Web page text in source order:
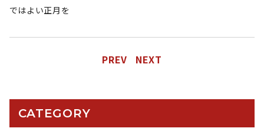
ではよい正月を
PREV NEXT
CATEGORY